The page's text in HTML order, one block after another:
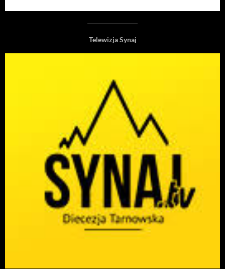
Telewizja Synaj